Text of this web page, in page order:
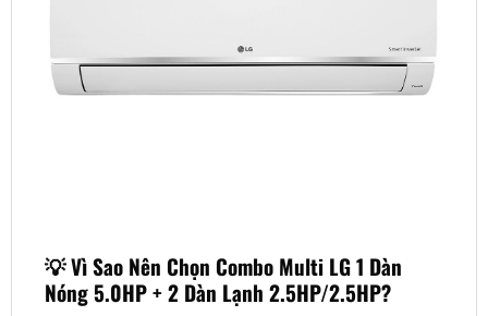
💡 Vì Sao Nên Chọn Combo Multi LG 1 Dàn
Nóng 5.0HP + 2 Dàn Lạnh 2.5HP/2.5HP?